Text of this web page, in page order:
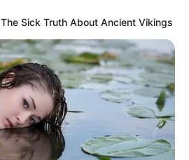
ดผมมาตั้งแต่อดีต ว่าควร
วันที่เป็นมงคล ก็จะช่วยเสริม
ะวันใน 1 สัปดาห์ จะมีทั้งวันดี
มเชื่อส่วนบุคคลที่หลายคนมักจะ
จ แต่อยากรู้ว่าตัดผมวันไหน? ดีสุด
สตร์ถึงจะถูกต้อง วันนี้ MTHAI
ดผมที่ดี จาก อ.สวัสดิ์มาฝาก ไป
วันไหนดี?
Sick Truth About Ancient Vikings